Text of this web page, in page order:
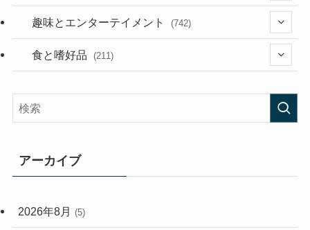
(181)
(394)
(282)
(33)
趣味とエンターテイメント (742)
(56)
食と嗜好品 (211)
アーカイブ
2026年8月 (5)